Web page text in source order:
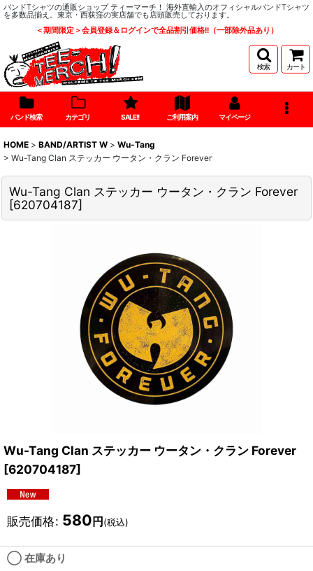
バンドTシャツの通販ショップ ティーマーチ！ 海外直輸入のオフィシャルバンドTシャツ
を多数品揃え。東京・西荻窪の実店舗でも店頭販売しております。
＜期間限定＞会員登録＆ログインで全品割引価格!!（一部除外品あり）
検索 カート
バンド検索 カテゴリ SALE!! ご利用案内 マイページ
HOME > BAND/ARTIST W > Wu-Tang
> Wu-Tang Clan ステッカー ウータン・クラン Forever
Wu-Tang Clan ステッカー ウータン・クラン Forever
[620704187]
Wu-Tang Clan ステッカー ウータン・クラン Forever
[620704187]
販売価格: 580 円 (税込)
◯ 在庫あり